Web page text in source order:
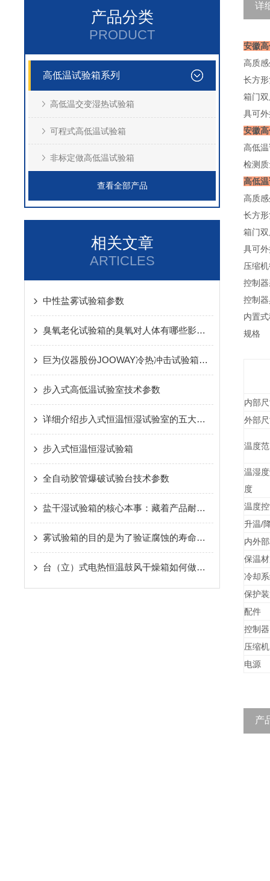
产品分类
PRODUCT
高低温试验箱系列
高低温交变湿热试验箱
可程式高低温试验箱
非标定做高低温试验箱
查看全部产品
相关文章
ARTICLES
中性盐雾试验箱参数
臭氧老化试验箱的臭氧对人体有哪些影响呢
巨为仪器股份JOOWAY冷热冲击试验箱的应用及特点
步入式高低温试验室技术参数
详细介绍步入式恒温恒湿试验室的五大系统
步入式恒温恒湿试验箱
全自动胶管爆破试验台技术参数
盐干湿试验箱的核心本事：藏着产品耐候性的“通关密码”
雾试验箱的目的是为了验证腐蚀的寿命长短
台（立）式电热恒温鼓风干燥箱如何做到节能省电
详
安徽
高质
长方
箱门
具可
安徽
高低
检测
高低
高质
长方
箱门
具可
压缩
控制
控制
内置
规格
内部
外部
温度
温湿
度
温度
升温/
内外
保温
冷却
保护
配件
控制器
压缩机
电源
产